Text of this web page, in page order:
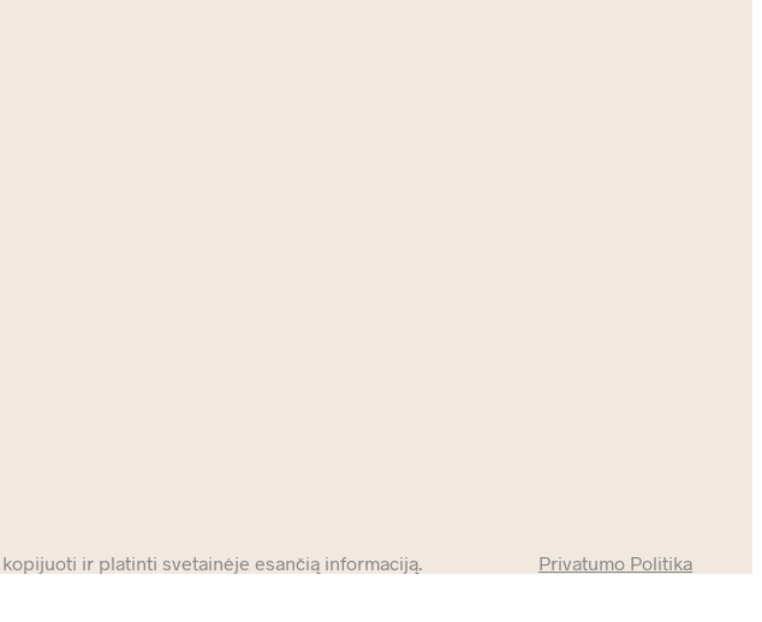
ir platinti svetainėje esančią informaciją. Privatumo Politika